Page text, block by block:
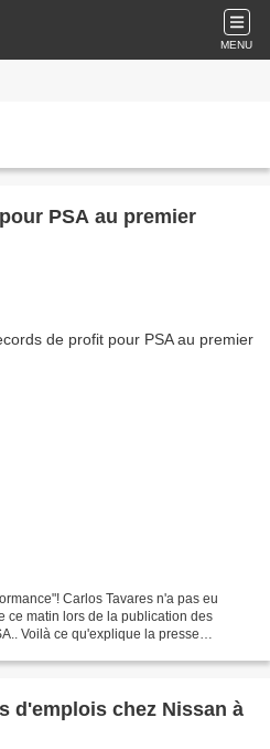
MENU
PSA au premier
Carlos Tavares n'a pas eu
ce matin lors de la publication des
Voilà ce qu'explique la presse
d'emplois chez Nissan à